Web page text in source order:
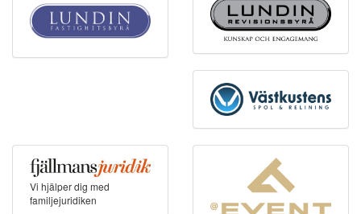
Vi hjälper dig med
familjejuridiken